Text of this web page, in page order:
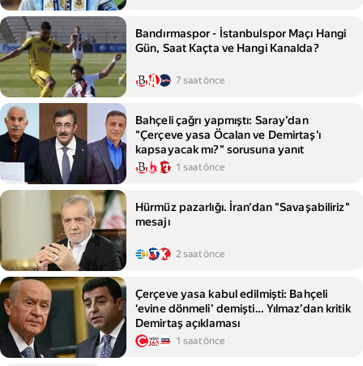
Bandırmaspor - İstanbulspor Maçı Hangi
Gün, Saat Kaçta ve Hangi Kanalda?
7 saat önce
Bahçeli çağrı yapmıştı: Saray’dan
"Çerçeve yasa Öcalan ve Demirtaş'ı
kapsayacak mı?" sorusuna yanıt
1 saat önce
Hürmüz pazarlığı. İran'dan "Savaşabiliriz"
mesajı
2 saat önce
Çerçeve yasa kabul edilmişti: Bahçeli
‘evine dönmeli’ demişti… Yılmaz’dan kritik
Demirtaş açıklaması
1 saat önce